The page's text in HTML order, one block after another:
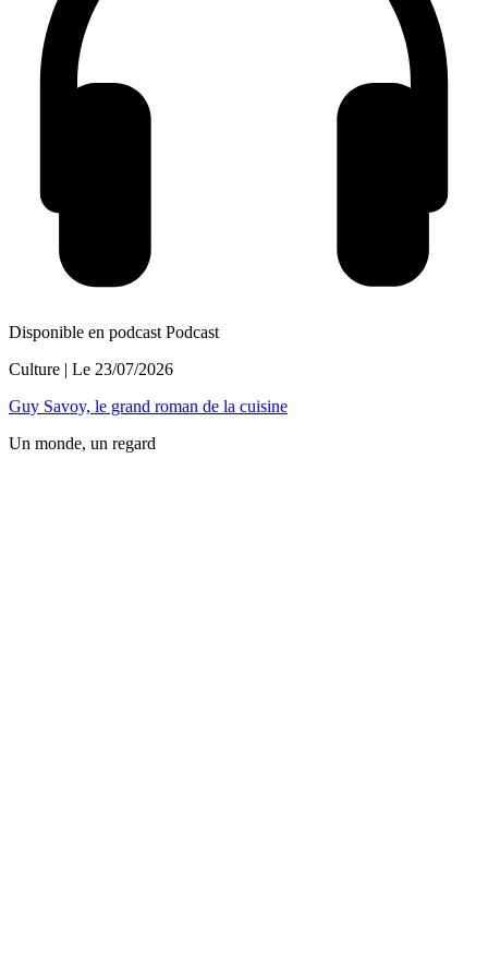
Disponible en podcast Podcast
Culture | Le 23/07/2026
Guy Savoy, le grand roman de la cuisine
Un monde, un regard